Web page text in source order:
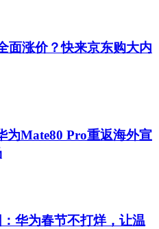
面涨价？快来京东购大内
为Mate80 Pro重返海外宣
华为春节不打烊，让温